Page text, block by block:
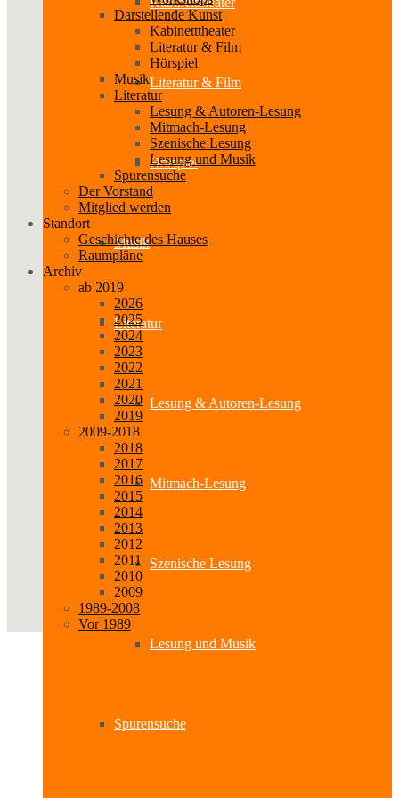
Literatur & Film
Hörspiel
Musik
Literatur
Lesung & Autoren-Lesung
Mitmach-Lesung
Szenische Lesung
Lesung und Musik
Spurensuche
Darstellende Kunst
Kabinetttheater
Literatur & Film
Hörspiel
Musik
Literatur
Lesung & Autoren-Lesung
Mitmach-Lesung
Szenische Lesung
Lesung und Musik
Spurensuche
Der Vorstand
Mitglied werden
Standort
Geschichte des Hauses
Raumpläne
Archiv
ab 2019
2026
2025
2024
2023
2022
2021
2020
2019
2009-2018
2018
2017
2016
2015
2014
2013
2012
2011
2010
2009
1989-2008
Vor 1989